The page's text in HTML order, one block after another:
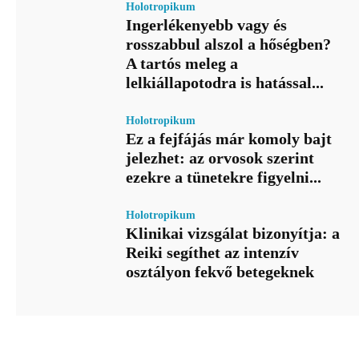
Holotropikum
Ingerlékenyebb vagy és
rosszabbul alszol a hőségben?
A tartós meleg a
lelkiállapotodra is hatással...
Holotropikum
Ez a fejfájás már komoly bajt
jelezhet: az orvosok szerint
ezekre a tünetekre figyelni...
Holotropikum
Klinikai vizsgálat bizonyítja: a
Reiki segíthet az intenzív
osztályon fekvő betegeknek